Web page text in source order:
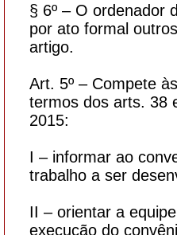
§ 6º – O ordenador
por ato formal
artigo.
Art. 5º – Compete
termos dos arts. 38
2015:
I – informar ao
trabalho a ser
II – orientar a
execução do